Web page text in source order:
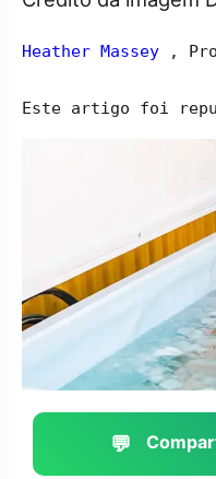
Heather Massey ,
Este artigo foi
💬